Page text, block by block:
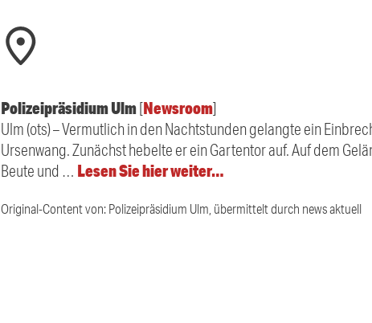
Polizeipräsidium Ulm[Newsroom]
Ulm (ots) – Vermutlich in den Nachtstunden gelangte ein
Ursenwang. Zunächst hebelte er ein Gartentor auf. Auf dem
Beute und … Lesen Sie hier weiter…
Original-Content von: Polizeipräsidium Ulm, übermittelt durch news aktuell